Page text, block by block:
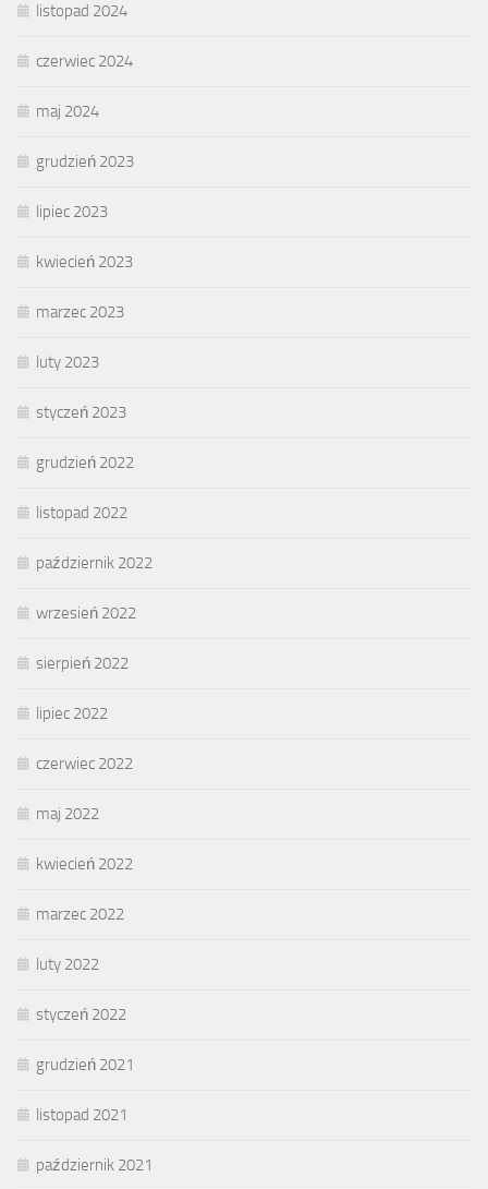
listopad 2024
czerwiec 2024
maj 2024
grudzień 2023
lipiec 2023
kwiecień 2023
marzec 2023
luty 2023
styczeń 2023
grudzień 2022
listopad 2022
październik 2022
wrzesień 2022
sierpień 2022
lipiec 2022
czerwiec 2022
maj 2022
kwiecień 2022
marzec 2022
luty 2022
styczeń 2022
grudzień 2021
listopad 2021
październik 2021